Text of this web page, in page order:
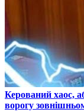
​Керований хаос,
ворогу